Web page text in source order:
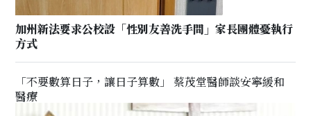
加州新法要求公校設「性別友善洗手間」家長團體憂執行
方式
「不要數算日子，讓日子算數」 蔡茂堂醫師談安寧緩和
醫療